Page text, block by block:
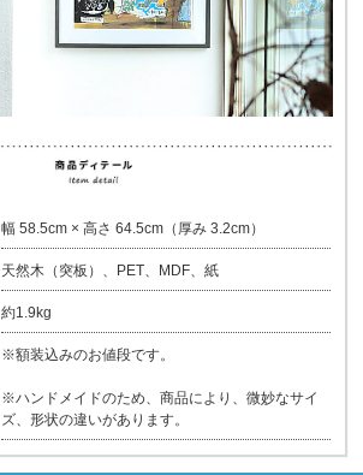
幅 58.5cm × 高さ 64.5cm（厚み 3.2cm）
天然木（突板）、PET、MDF、紙
約1.9kg
※額装込みのお値段です。
※ハンドメイドのため、商品により、微妙なサイ
ズ、形状の違いがあります。